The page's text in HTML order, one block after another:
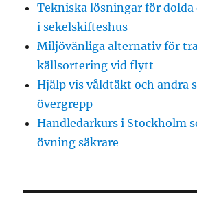
Tekniska lösningar för
i sekelskifteshus
Miljövänliga alternativ för
källsortering vid flytt
Hjälp vis våldtäkt och andra
övergrepp
Handledarkurs i Stockholm
övning säkrare